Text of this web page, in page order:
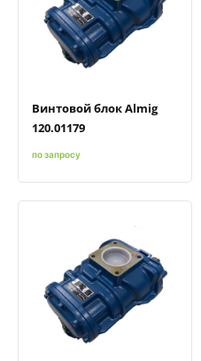
Быстрый просмотрДобавить к сравнению
Добавить в избранное
Винтовой блок Almig
120.01179
по запросу
Быстрый просмотрДобавить к сравнению
Добавить в избранное